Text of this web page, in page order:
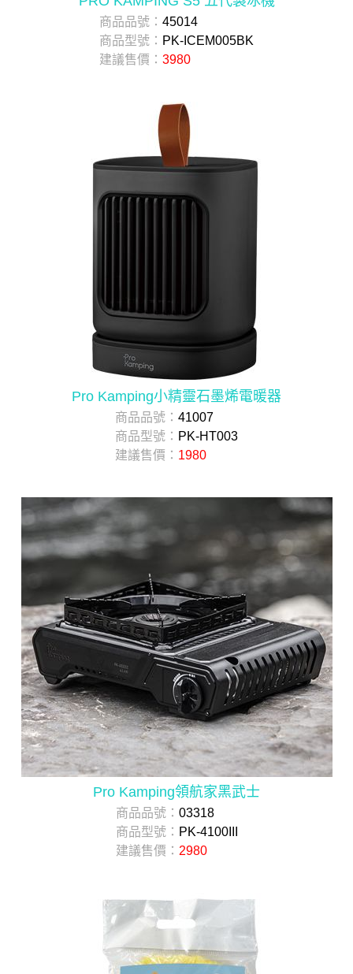
商品品號： 45014
商品型號： PK-ICEM005BK
建議售價： 3980
Pro Kamping小精靈石墨烯電暖器
商品品號： 41007
商品型號： PK-HT003
建議售價： 1980
Pro Kamping領航家黑武士
商品品號： 03318
商品型號： PK-4100III
建議售價： 2980